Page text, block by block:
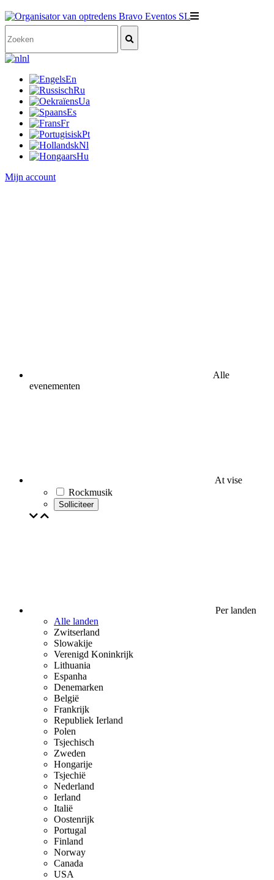
nl
En
Ru
Ua
Es
Fr
Pt
Nl
Hu
Mijn account
Alle
evenementen
At vise
Rockmusik
Solliciteer
Per landen
Alle landen
Zwitserland
Slowakije
Verenigd Koninkrijk
Lithuania
Espanha
Denemarken
België
Frankrijk
Republiek Ierland
Polen
Tsjechisch
Zweden
Hongarije
Tsjechië
Nederland
Ierland
Italië
Oostenrijk
Portugal
Finland
Norway
Canada
USA